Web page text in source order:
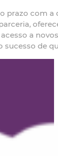
prazo com
a
sucesso de